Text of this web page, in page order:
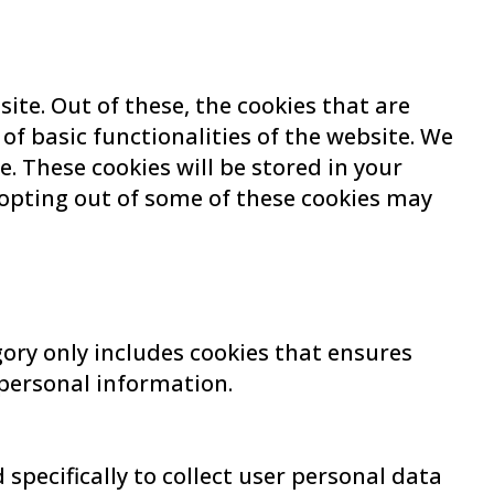
Out of these, the cookies that are
basic functionalities of the website. We
These cookies will be stored in your
out of some of these cookies may
only includes cookies that ensures
information.
to collect user personal data